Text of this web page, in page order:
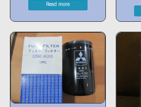
Read more